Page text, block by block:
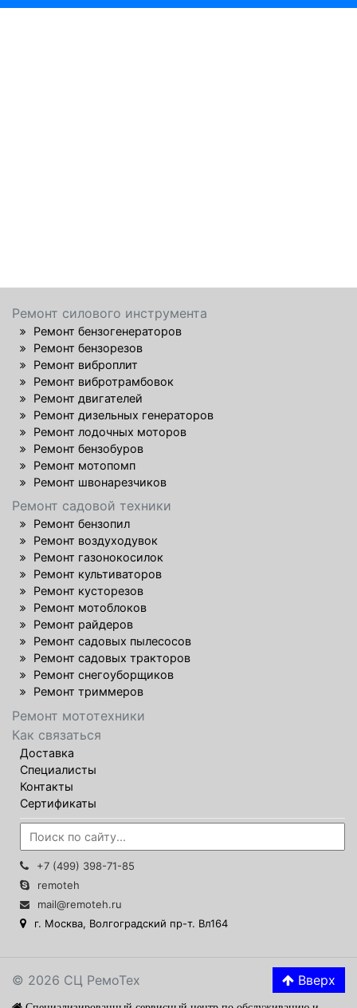
Ремонт силового инструмента
Ремонт бензогенераторов
Ремонт бензорезов
Ремонт виброплит
Ремонт вибротрамбовок
Ремонт двигателей
Ремонт дизельных генераторов
Ремонт лодочных моторов
Ремонт бензобуров
Ремонт мотопомп
Ремонт швонарезчиков
Ремонт садовой техники
Ремонт бензопил
Ремонт воздуходувок
Ремонт газонокосилок
Ремонт культиваторов
Ремонт кусторезов
Ремонт мотоблоков
Ремонт райдеров
Ремонт садовых пылесосов
Ремонт садовых тракторов
Ремонт снегоуборщиков
Ремонт триммеров
Ремонт мототехники
Как связаться
Доставка
Специалисты
Контакты
Сертификаты
+7 (499) 398-71-85
remoteh
mail@remoteh.ru
г. Москва, Волгоградский пр-т. Вл164
© 2026 СЦ РемоТех Вверх